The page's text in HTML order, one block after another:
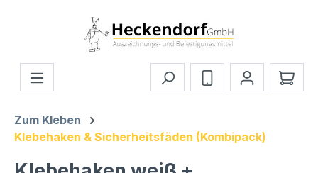
Zum Hauptinhalt springen
Zum Kleben
Klebehaken & Sicherheitsfäden (Kombipack)